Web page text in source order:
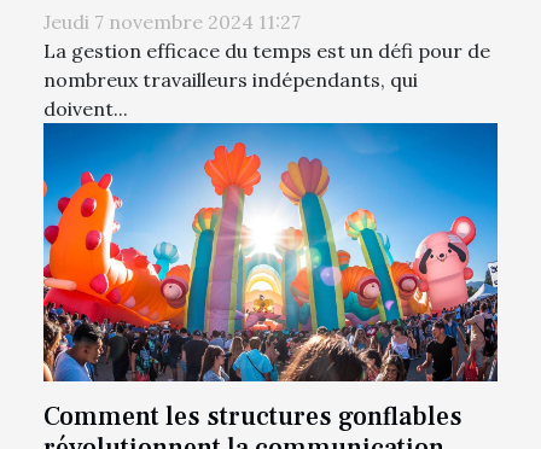
Jeudi 7 novembre 2024 11:27
La gestion efficace du temps est un défi pour de
nombreux travailleurs indépendants, qui
doivent...
Comment les structures gonflables